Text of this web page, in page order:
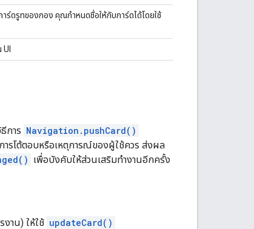
ร์ดรูทของกอง คุณกำหนดชื่อให้กับการ์ดได้โดยใช้
การ Navigation.pushCard()
รโต้ตอบหรือเหตุการณ์ของผู้ใช้ควร ส่งผล
เพื่อบังคับให้ส่วนเสริมทำงานอีกครั้ง
งาน) ให้ใช้ updateCard()